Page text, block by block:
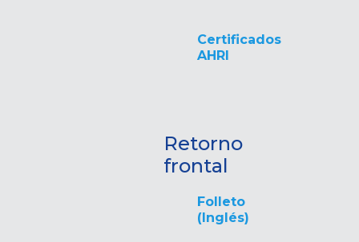
Certificados
AHRI
Retorno
frontal
Folleto
(Inglés)